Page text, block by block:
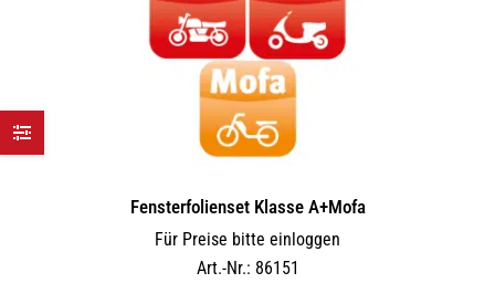
Fensterfolienset Klasse A+Mofa
Für Preise bitte einloggen
Art.-Nr.: 86151